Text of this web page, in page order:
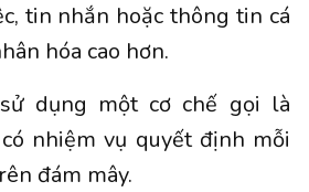
tin nhắn hoặc thông tin cá
hóa cao hơn.
dụng một cơ chế gọi là
nhiệm vụ quyết định mỗi
đám mây.